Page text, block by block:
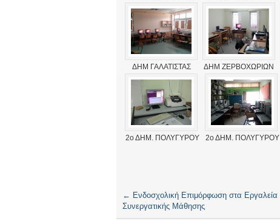
ΔΗΜ ΓΑΛΑΤΙΣΤΑΣ ΔΗΜ ΖΕΡΒΟΧΩΡΙΩΝ
2ο ΔΗΜ. ΠΟΛΥΓΥΡΟΥ 2ο ΔΗΜ. ΠΟΛΥΓΥΡΟΥ
← Ενδοσχολική Επιμόρφωση στα Εργαλεία
Συνεργατικής Μάθησης